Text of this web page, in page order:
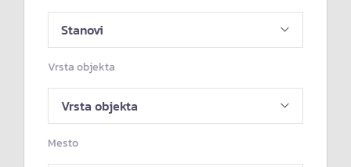
Vrsta objekta
Mesto